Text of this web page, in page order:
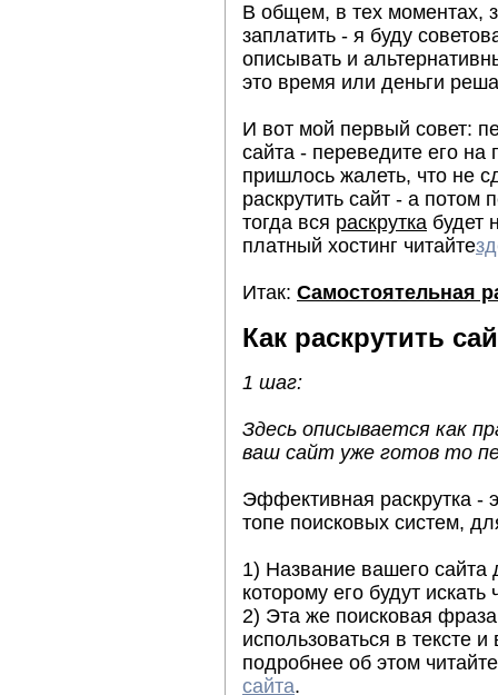
В общем, в тех моментах,
заплатить - я буду
описывать и
это время или деньги
И вот мой первый совет:
сайта - переведите его на
пришлось жалеть, что не
раскрутить сайт - а потом
тогда вся раскрутка будет
платный хостинг читайте
Итак: Самостоятельная
Как раскрутить
1 шаг:
Здесь описывается как
ваш сайт уже готов то
Эффективная раскрутка -
топе поисковых систем,
1) Название вашего сайта
которому его будут
2) Эта же поисковая
использоваться в тексте
подробнее об этом
сайта.